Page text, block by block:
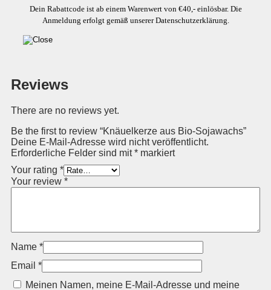
Dein Rabattcode ist ab einem Warenwert von €40,- einlösbar. Die
Anmeldung erfolgt gemäß unserer Datenschutzerklärung.
Reviews
There are no reviews yet.
Be the first to review “Knäuelkerze aus Bio-Sojawachs”
Deine E-Mail-Adresse wird nicht veröffentlicht.
Erforderliche Felder sind mit* markiert
Your rating *
Your review *
Name *
Email *
Meinen Namen, meine E-Mail-Adresse und meine